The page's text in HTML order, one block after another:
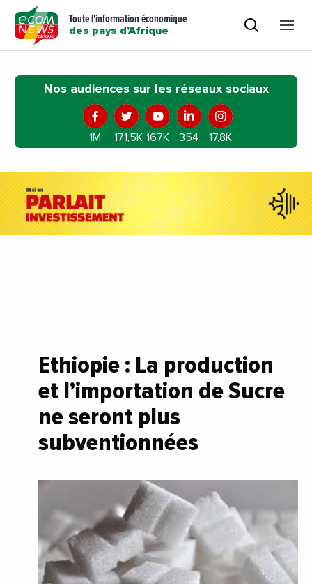
Toute l'information économique
des pays d'Afrique
Nos audiences sur les réseaux sociaux
1M 171,5K 167K 354 17,8K
Ethiopie : La production
et l’importation de Sucre
ne seront plus
subventionnées